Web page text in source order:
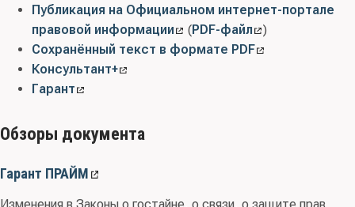
Публикация на Официальном интернет-портале
правовой информации
(PDF-файл
)
Сохранённый текст в формате PDF
Консультант+
Гарант
Обзоры документа
Гарант ПРАЙМ
Изменения в Законы о гостайне, о связи, о защите прав